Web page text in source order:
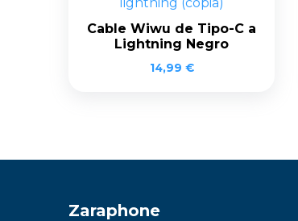
Cable Wiwu de Tipo-C a
Lightning Negro
14,99 €
Zaraphone